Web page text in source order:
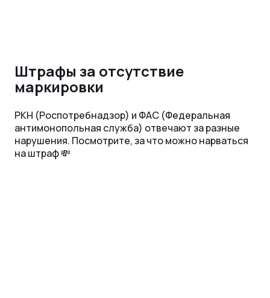
Штрафы за отсутствие
маркировки
РКН (Роспотребнадзор) и ФАС (Федеральная
антимонопольная служба) отвечают за разные
нарушения. Посмотрите, за что можно нарваться
на штраф 💸